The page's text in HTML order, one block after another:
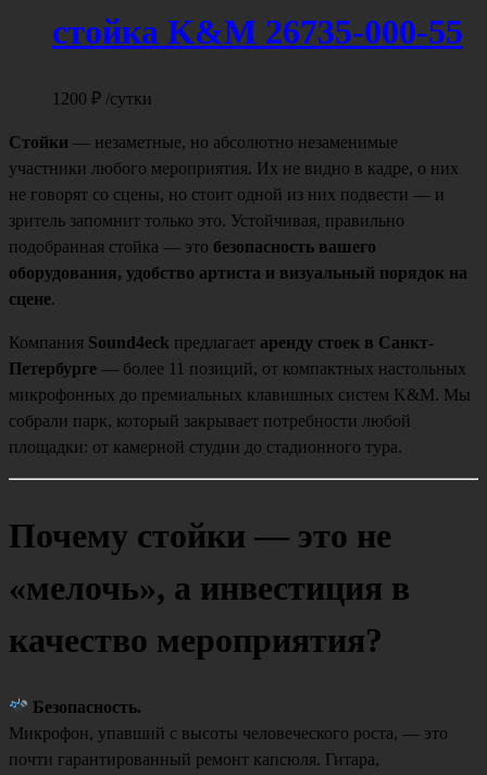
стойка K&M 26735-000-55
1200 ₽ /сутки
Стойки — незаметные, но абсолютно незаменимые
участники любого мероприятия. Их не видно в кадре, о них
не говорят со сцены, но стоит одной из них подвести — и
зритель запомнит только это. Устойчивая, правильно
подобранная стойка — это безопасность вашего
оборудования, удобство артиста и визуальный порядок на
сцене.
Компания Sound4eck предлагает аренду стоек в Санкт-
Петербурге — более 11 позиций, от компактных настольных
микрофонных до премиальных клавишных систем K&M. Мы
собрали парк, который закрывает потребности любой
площадки: от камерной студии до стадионного тура.
Почему стойки — это не
«мелочь», а инвестиция в
качество мероприятия?
Безопасность.
Микрофон, упавший с высоты человеческого роста, — это
почти гарантированный ремонт капсюля. Гитара,